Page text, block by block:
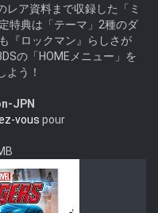
レア資料まで収録した「ミ
特典は「テーマ」2種のダ
『ロックマン』らしさが
の「HOMEメニュー」を
よう！
JPN
vous pour